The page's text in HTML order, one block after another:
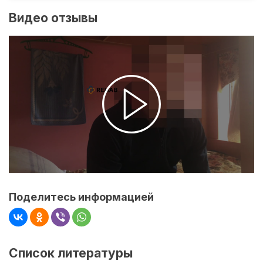
Видео отзывы
Поделитесь информацией
Список литературы